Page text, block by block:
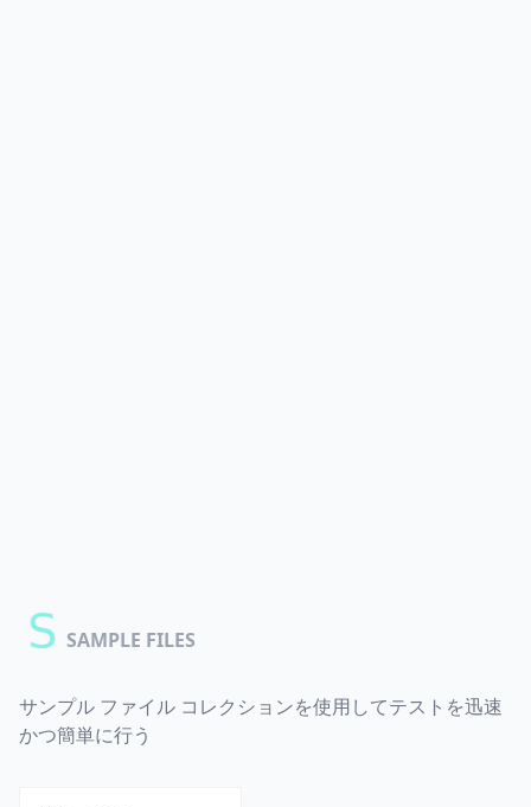
SAMPLE FILES
サンプル ファイル コレクションを使用してテストを迅速
かつ簡単に行う